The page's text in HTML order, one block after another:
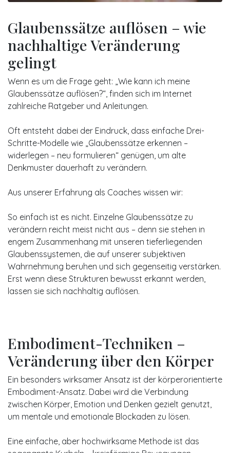
Glaubenssätze auflösen – wie
nachhaltige Veränderung
gelingt
Wenn es um die Frage geht: „Wie kann ich meine
Glaubenssätze auflösen?“, finden sich im Internet
zahlreiche Ratgeber und Anleitungen.
Oft entsteht dabei der Eindruck, dass einfache Drei-
Schritte-Modelle wie „Glaubenssätze erkennen –
widerlegen – neu formulieren“ genügen, um alte
Denkmuster dauerhaft zu verändern.
Aus unserer Erfahrung als Coaches wissen wir:
So einfach ist es nicht. Einzelne Glaubenssätze zu
verändern reicht meist nicht aus – denn sie stehen in
engem Zusammenhang mit unseren tieferliegenden
Glaubenssystemen, die auf unserer subjektiven
Wahrnehmung beruhen und sich gegenseitig verstärken.
Erst wenn diese Strukturen bewusst erkannt werden,
lassen sie sich nachhaltig auflösen.
Embodiment-Techniken –
Veränderung über den Körper
Ein besonders wirksamer Ansatz ist der körperorientierte
Embodiment-Ansatz. Dabei wird die Verbindung
zwischen Körper, Emotion und Denken gezielt genutzt,
um mentale und emotionale Blockaden zu lösen.
Eine einfache, aber hochwirksame Methode ist das